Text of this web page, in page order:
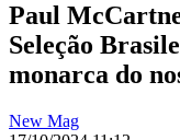
Paul
Seleção
monarca do
New Mag